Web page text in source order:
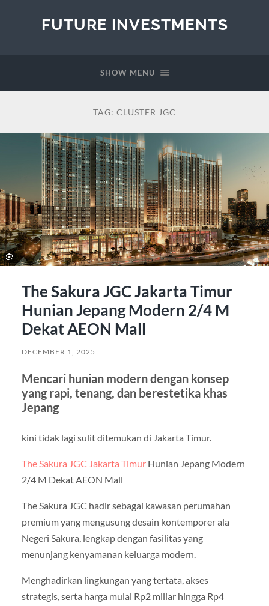
FUTURE INVESTMENTS
SHOW MENU
TAG: CLUSTER JGC
The Sakura JGC Jakarta Timur
Hunian Jepang Modern 2/4 M
Dekat AEON Mall
DECEMBER 1, 2025
Mencari hunian modern dengan konsep
yang rapi, tenang, dan berestetika khas
Jepang
kini tidak lagi sulit ditemukan di Jakarta Timur.
The Sakura JGC Jakarta TimurHunian Jepang Modern
2/4 M Dekat AEON Mall
The Sakura JGC hadir sebagai kawasan perumahan
premium yang mengusung desain kontemporer ala
Negeri Sakura, lengkap dengan fasilitas yang
menunjang kenyamanan keluarga modern.
Menghadirkan lingkungan yang tertata, akses
strategis, serta harga mulai Rp2 miliar hingga Rp4